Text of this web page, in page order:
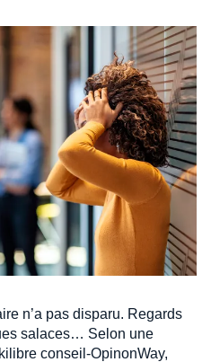
n’a pas disparu. Regards
salaces… Selon une
conseil-OpinonWay,